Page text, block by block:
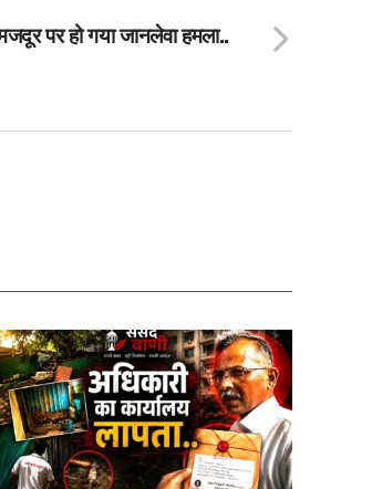
पर हो गया जानलेवा हमला..